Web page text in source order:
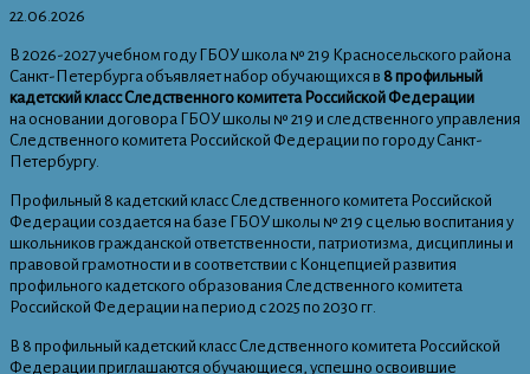
22.06.2026
В 2026-2027 учебном году ГБОУ школа № 219 Красносельского района
Санкт-Петербурга объявляет набор обучающихся в 8 профильный
кадетский класс Следственного комитета Российской Федерации
на основании договора ГБОУ школы № 219 и следственного управления
Следственного комитета Российской Федерации по городу Санкт-
Петербургу.
Профильный 8 кадетский класс Следственного комитета Российской
Федерации создается на базе ГБОУ школы № 219 с целью воспитания у
школьников гражданской ответственности, патриотизма, дисциплины и
правовой грамотности и в соответствии с Концепцией развития
профильного кадетского образования Следственного комитета
Российской Федерации на период с 2025 по 2030 гг.
В 8 профильный кадетский класс Следственного комитета Российской
Федерации приглашаются обучающиеся, успешно освоившие